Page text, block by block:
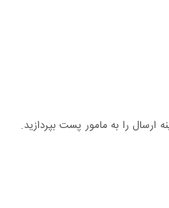
را به مامور پست بپردازید.